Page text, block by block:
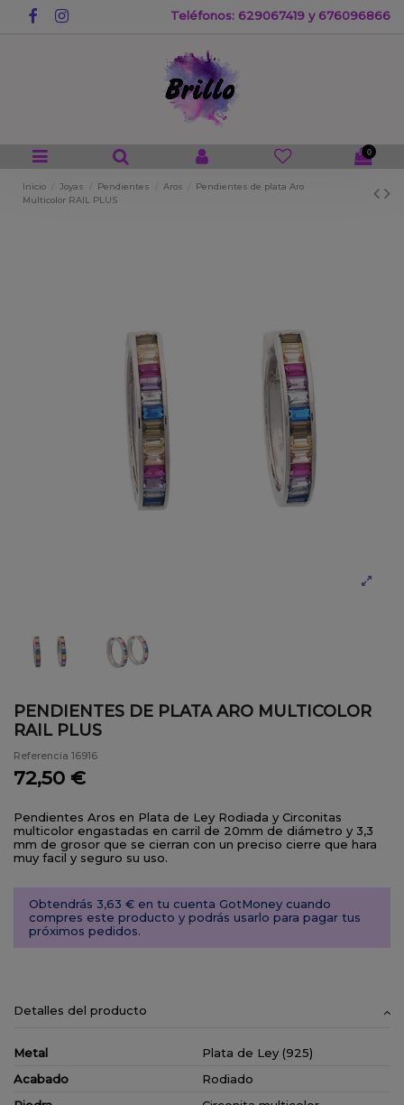
Teléfonos: 629067419 y 676096866
0
Inicio Joyas Pendientes Aros
Pendientes de plata Aro
Multicolor RAIL PLUS
PENDIENTES DE PLATA ARO MULTICOLOR
RAIL PLUS
Referencia 16916
72,50 €
Pendientes Aros en Plata de Ley Rodiada y Circonitas
multicolor engastadas en carril de 20mm de diámetro y 3,3
mm de grosor que se cierran con un preciso cierre que hara
muy facil y seguro su uso.
Obtendrás 3,63 € en tu cuenta GotMoney cuando
compres este producto y podrás usarlo para pagar tus
próximos pedidos.
Detalles del producto
Metal
Plata de Ley (925)
Acabado
Rodiado